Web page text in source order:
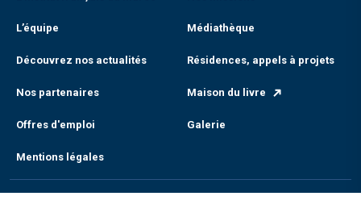
L’équipe Médiathèque
Découvrez nos actualités Résidences, appels à projets
Nos partenaires Maison du livre
Offres d'emploi Galerie
Mentions légales